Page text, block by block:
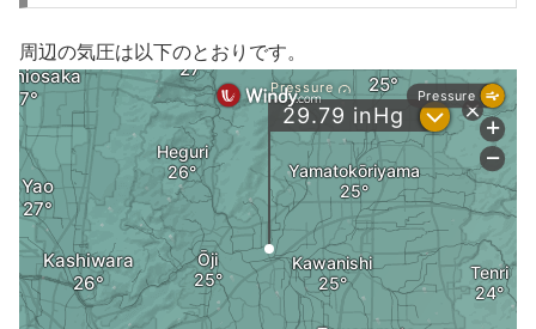
周辺の気圧は以下のとおりです。